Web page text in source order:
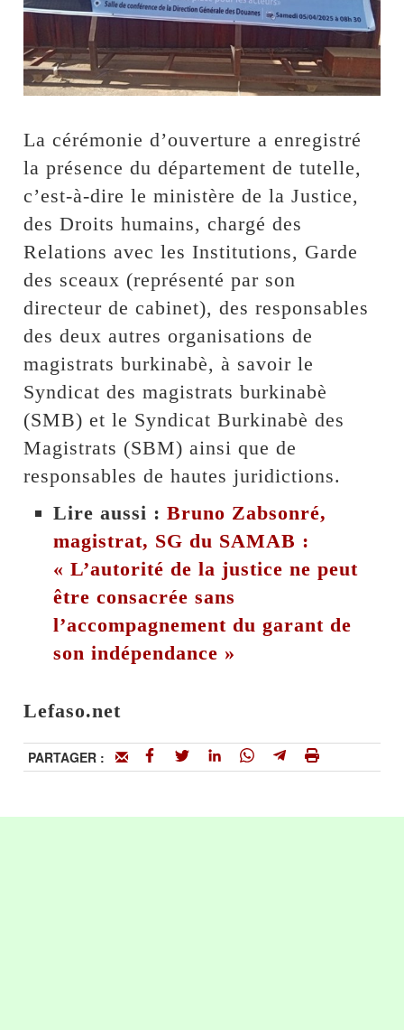
La cérémonie d’ouverture a enregistré
la présence du département de tutelle,
c’est-à-dire le ministère de la Justice,
des Droits humains, chargé des
Relations avec les Institutions, Garde
des sceaux (représenté par son
directeur de cabinet), des responsables
des deux autres organisations de
magistrats burkinabè, à savoir le
Syndicat des magistrats burkinabè
(SMB) et le Syndicat Burkinabè des
Magistrats (SBM) ainsi que de
responsables de hautes juridictions.
Lire aussi :Bruno Zabsonré,
magistrat, SG du SAMAB :
« L’autorité de la justice ne peut
être consacrée sans
l’accompagnement du garant de
son indépendance »
Lefaso.net
PARTAGER :